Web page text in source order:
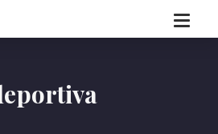
herramientas